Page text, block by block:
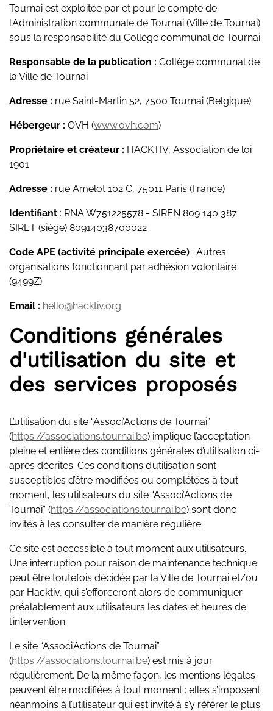
Tournai est exploitée par et pour le compte de
l’Administration communale de Tournai (Ville de Tournai)
sous la responsabilité du Collège communal de Tournai.
Responsable de la publication : Collège communal de
la Ville de Tournai
Adresse : rue Saint-Martin 52, 7500 Tournai (Belgique)
Hébergeur : OVH (www.ovh.com)
Propriétaire et créateur : HACKTIV, Association de loi
1901
Adresse : rue Amelot 102 C, 75011 Paris (France)
Identifiant : RNA W751225578 - SIREN 809 140 387
SIRET (siège) 80914038700022
Code APE (activité principale exercée) : Autres
organisations fonctionnant par adhésion volontaire
(9499Z)
Email : hello@hacktiv.org
Conditions générales
d'utilisation du site et
des services proposés
L’utilisation du site “Associ’Actions de Tournai”
(https://associations.tournai.be) implique l’acceptation
pleine et entière des conditions générales d’utilisation ci-
après décrites. Ces conditions d’utilisation sont
susceptibles d’être modifiées ou complétées à tout
moment, les utilisateurs du site “Associ’Actions de
Tournai” (https://associations.tournai.be) sont donc
invités à les consulter de manière régulière.
Ce site est accessible à tout moment aux utilisateurs.
Une interruption pour raison de maintenance technique
peut être toutefois décidée par la Ville de Tournai et/ou
par Hacktiv, qui s’efforceront alors de communiquer
préalablement aux utilisateurs les dates et heures de
l’intervention.
Le site “Associ’Actions de Tournai”
(https://associations.tournai.be) est mis à jour
régulièrement. De la même façon, les mentions légales
peuvent être modifiées à tout moment : elles s’imposent
néanmoins à l’utilisateur qui est invité à s’y référer le plus